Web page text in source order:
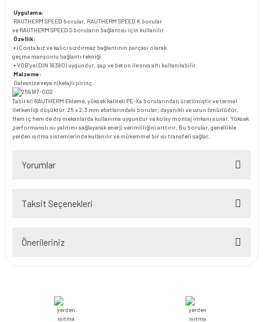
Uygulama:
RAUTHERM SPEED borular, RAUTHERM SPEED K borular
ve RAUTHERM SPEED S boruların bağlantısı için kullanılır
Özellik:
▪ (Conta)sız ve kalıcı sızdırmaz bağlantının parçası olarak
geçme manşonlu bağlantı tekniği
▪ VOB'ye (DIN 18380) uygundur, şap ve beton ile sıva altı kullanılabilir
Malzeme:
Galvanize veya nikelajlı pirinç
Tabii ki! RAUTHERM Ekleme, yüksek kaliteli PE-Xa borularından üretilmiştir ve termal
iletkenliği düşüktür. 25 x 2,3 mm ebatlarındaki borular, dayanıklı ve uzun ömürlüdür.
Hem iç hem de dış mekanlarda kullanıma uygundur ve kolay montaj imkanı sunar. Yüksek
performanslı ısı yalıtımı sağlayarak enerji verimliliğini arttırır. Bu borular, genellikle
yerden ısıtma sistemlerinde kullanılır ve mükemmel bir ısı transferi sağlar.
Yorumlar
Taksit Seçenekleri
Önerileriniz
iletebilirsiniz.
Görüş ve önerileriniz için teşekkür ederiz.